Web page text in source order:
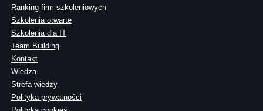
Ranking firm szkoleniowych
Szkolenia otwarte
Szkolenia dla IT
Team Building
Kontakt
Wiedza
Strefa wiedzy
Polityka prywatności